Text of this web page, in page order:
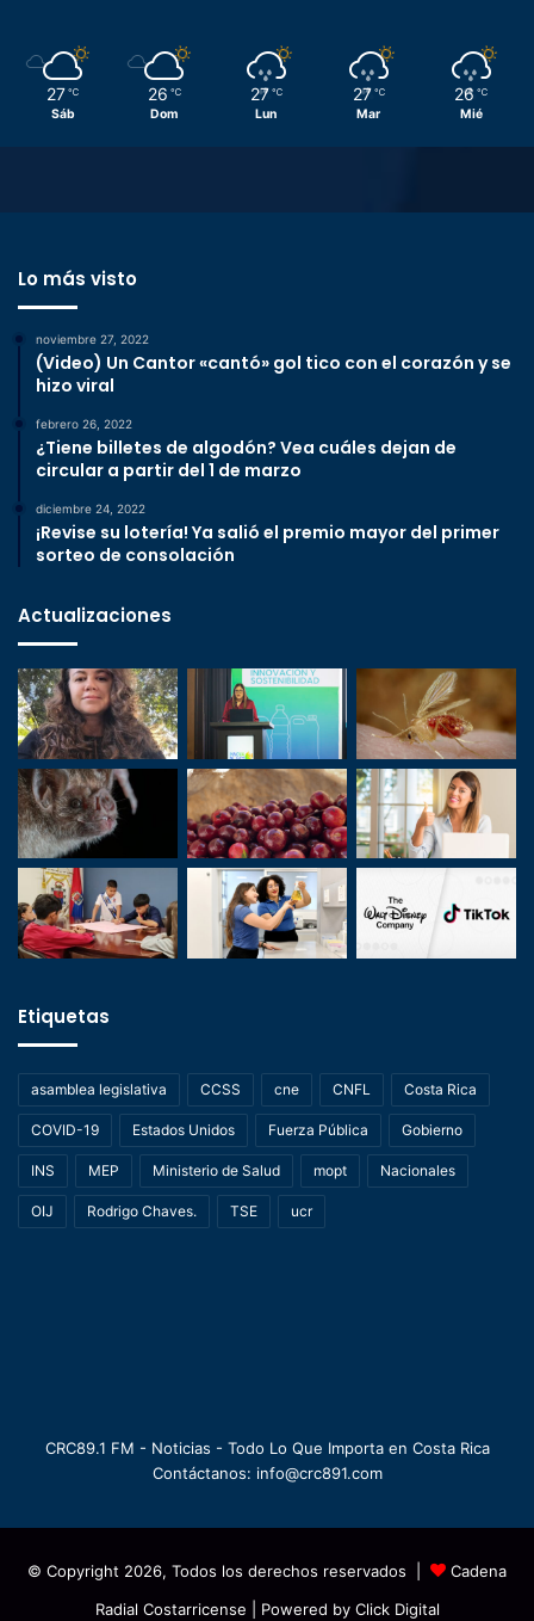
27 ℃
Sáb
26 ℃
Dom
27 ℃
Lun
27 ℃
Mar
26 ℃
Mié
Lo más visto
noviembre 27, 2022
(Video) Un Cantor «cantó» gol tico con el corazón y se
hizo viral
febrero 26, 2022
¿Tiene billetes de algodón? Vea cuáles dejan de
circular a partir del 1 de marzo
diciembre 24, 2022
¡Revise su lotería! Ya salió el premio mayor del primer
sorteo de consolación
Actualizaciones
Etiquetas
asamblea legislativa CCSS cne CNFL Costa Rica
COVID-19 Estados Unidos Fuerza Pública Gobierno
INS MEP Ministerio de Salud mopt Nacionales
OIJ Rodrigo Chaves. TSE ucr
CRC89.1 FM - Noticias - Todo Lo Que Importa en Costa Rica
Contáctanos: info@crc891.com
© Copyright 2026, Todos los derechos reservados |
Cadena
Radial Costarricense | Powered by Click Digital